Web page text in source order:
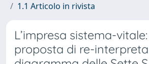
1.1 Articolo in rivista
L’impresa sistema-
proposta di re-